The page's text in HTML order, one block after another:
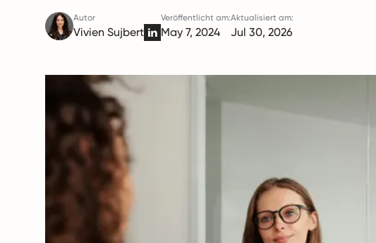
Autor
Vivien Sujbert
Veröffentlicht am:
May 7, 2024
Aktualisiert am:
Jul 30, 2026